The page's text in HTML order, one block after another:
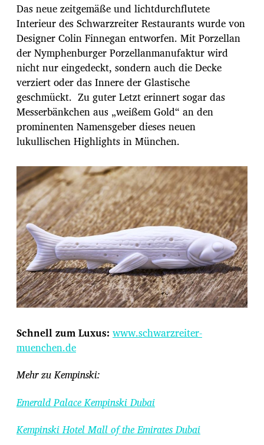
Das neue zeitgemäße und lichtdurchflutete
Interieur des Schwarzreiter Restaurants wurde von
Designer Colin Finnegan entworfen. Mit Porzellan
der Nymphenburger Porzellanmanufaktur wird
nicht nur eingedeckt, sondern auch die Decke
verziert oder das Innere der Glastische
geschmückt. Zu guter Letzt erinnert sogar das
Messerbänkchen aus „weißem Gold“ an den
prominenten Namensgeber dieses neuen
lukullischen Highlights in München.
Schnell zum Luxus: www.schwarzreiter-
muenchen.de
Mehr zu Kempinski:
Emerald Palace Kempinski Dubai
Kempinski Hotel Mall of the Emirates Dubai